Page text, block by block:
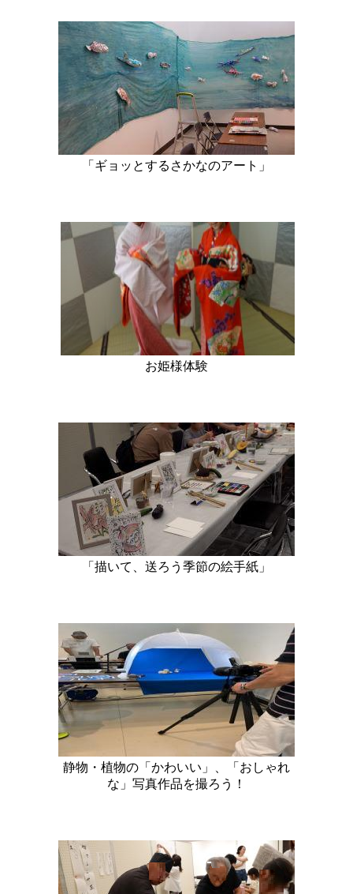
「ギョッとするさかなのアート」
お姫様体験
「描いて、送ろう季節の絵手紙」
静物・植物の「かわいい」、「おしゃれ
な」写真作品を撮ろう！